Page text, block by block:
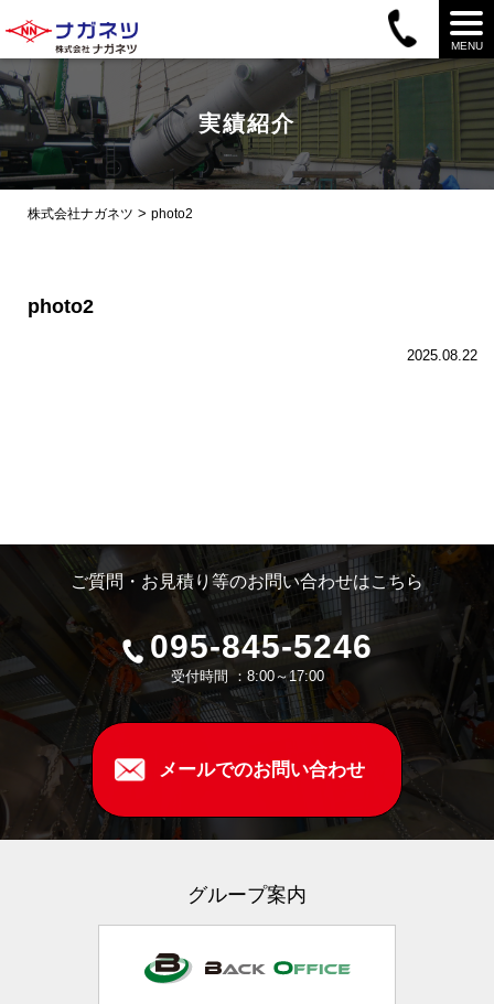
MENU
実績紹介
株式会社ナガネツ > photo2
photo2
2025.08.22
ご質問・お見積り等のお問い合わせはこちら
095-845-5246
受付時間 ：8:00～17:00
メールでのお問い合わせ
グループ案内